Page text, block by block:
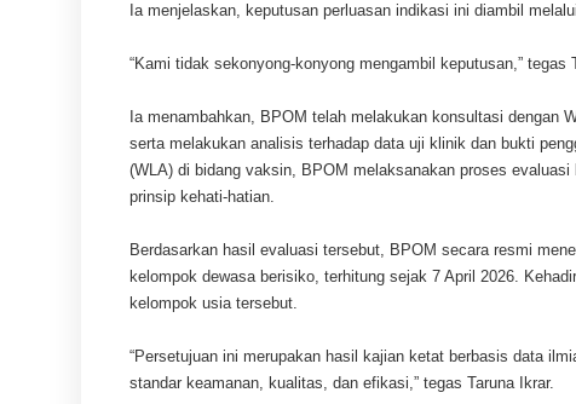
Ia menjelaskan, keputusan perluasan indikasi ini diambil
“Kami tidak sekonyong-konyong mengambil keputusan,” tegas
Ia menambahkan, BPOM telah melakukan konsultasi dengan
serta melakukan analisis terhadap data uji klinik dan bukti
(WLA) di bidang vaksin, BPOM melaksanakan proses
prinsip kehati-hatian.
Berdasarkan hasil evaluasi tersebut, BPOM secara resmi
kelompok dewasa berisiko, terhitung sejak 7 April 2026.
kelompok usia tersebut.
“Persetujuan ini merupakan hasil kajian ketat berbasis data
standar keamanan, kualitas, dan efikasi,” tegas Taruna Ikrar.